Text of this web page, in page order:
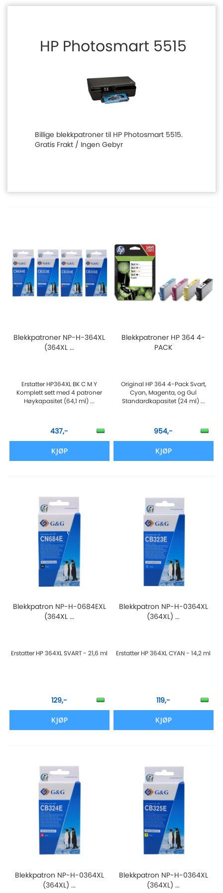
HP Photosmart 5515
Billige blekkpatroner til HP Photosmart 5515.
Gratis Frakt / Ingen Gebyr
Blekkpatroner NP-H-364XL
(364XL ...
Erstatter HP364XL BK C M Y
Komplett sett med 4 patroner
Høykapasitet (64,1 ml) ...
437,-
KJØP
Blekkpatroner HP 364 4-
PACK
Original HP 364 4-Pack Svart,
Cyan, Magenta, og Gul
Standardkapasitet (24 ml) ...
954,-
KJØP
Blekkpatron NP-H-0684EXL
(364XL ...
Erstatter HP 364XL SVART - 21,6 ml
129,-
KJØP
Blekkpatron NP-H-0364XL
(364XL) ...
Erstatter HP 364XL CYAN - 14,2 ml
119,-
KJØP
Blekkpatron NP-H-0364XL
(364XL) ...
Blekkpatron NP-H-0364XL
(364XL) ...